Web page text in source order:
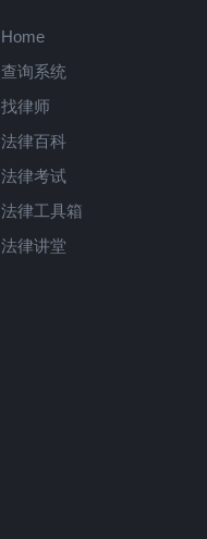
Home
查询系统
找律师
法律百科
法律考试
法律工具箱
法律讲堂